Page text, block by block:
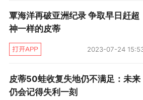
牌榜第六。显然这一次的黄金
于第一次。
英国游泳何时有第二次黄
2014年两个相隔时间很近的
和英联邦运动会里就可以看出
覃海洋再破亚洲纪录 争取早日赶超
神一样的皮蒂
2023-07-24
皮蒂50蛙收复失地仍不满足：未来
仍会记得失利一刻